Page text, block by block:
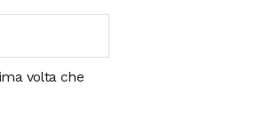
volta che